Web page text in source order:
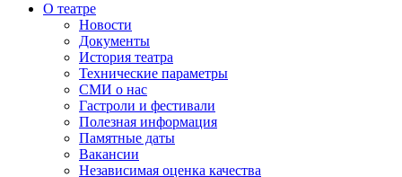
О театре
Новости
Документы
История театра
Технические параметры
СМИ о нас
Гастроли и фестивали
Полезная информация
Памятные даты
Вакансии
Независимая оценка качества